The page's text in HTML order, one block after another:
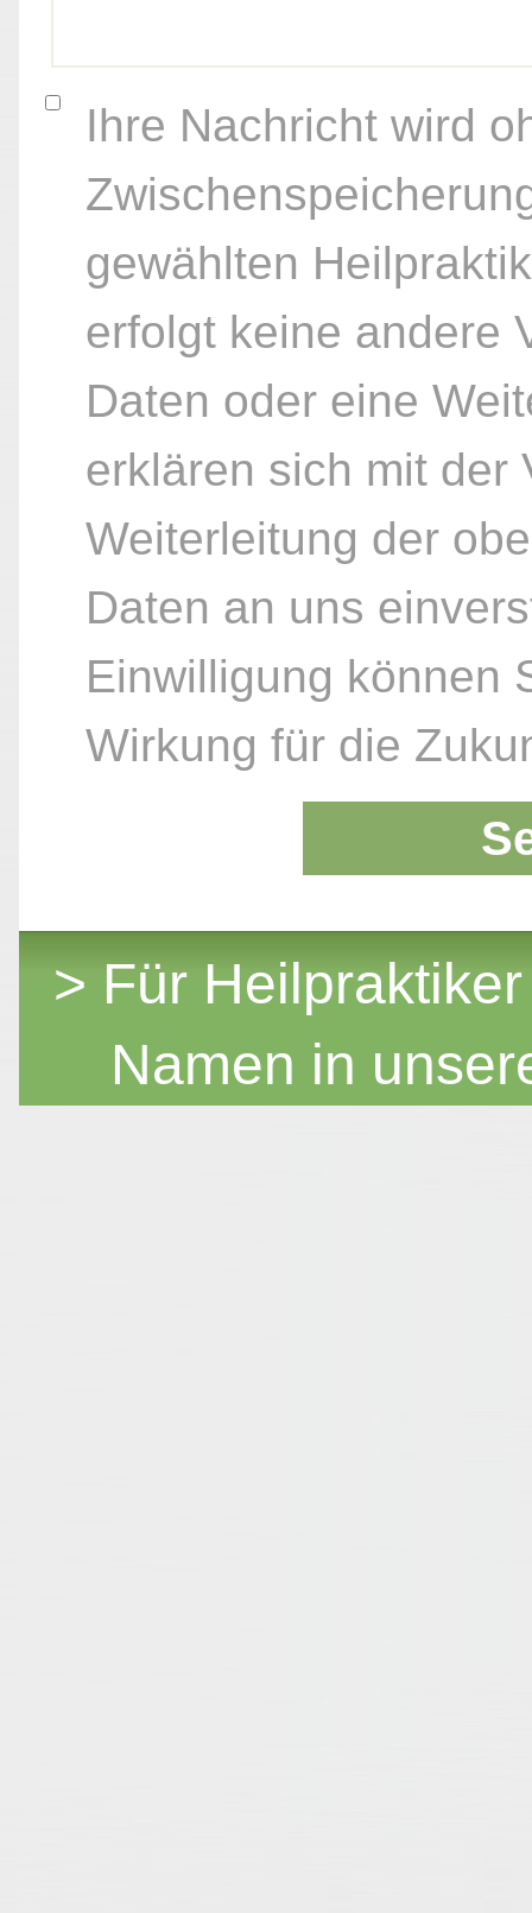
Ihre Nachricht wird
gewählten
erfolgt keine andere
Daten oder eine
erklären sich mit der
Weiterleitung der
Daten an uns
Einwilligung können
Wirkung für die
> Für
Namen in